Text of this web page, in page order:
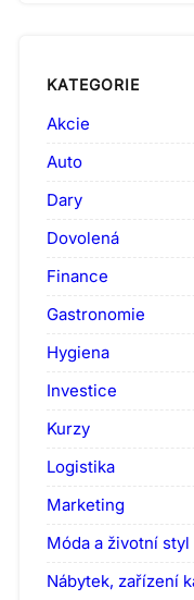
KATEGORIE
Akcie
Auto
Dary
Dovolená
Finance
Gastronomie
Hygiena
Investice
Kurzy
Logistika
Marketing
Móda a životní styl
Nábytek, zařízení